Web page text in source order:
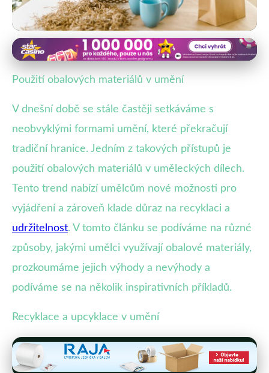
Recyklace a obnovitelnost obalů
Recyklace jako Umění: Jak
4. 7. 2025· 4 min čtení · Autor: Marek Vacek
Použití obalových materiálů v umění
V dnešní době se stále častěji setkáváme s
neobvyklými formami umění, které překračují
tradiční hranice. Jedním z takových přístupů je
použití obalových materiálů v uměleckých dílech.
Tento trend nabízí umělcům nové možnosti pro
vyjádření a zároveň klade důraz na recyklaci a
udržitelnost. V tomto článku se podíváme na různé
způsoby, jakými umělci využívají obalové materiály,
prozkoumáme jejich výhody a nevýhody a
podíváme se na několik inspirativních příkladů.
Recyklace a upcyklace v umění